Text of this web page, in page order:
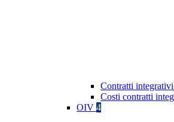
Contratti integrativi
Costi contratti
OIV 4